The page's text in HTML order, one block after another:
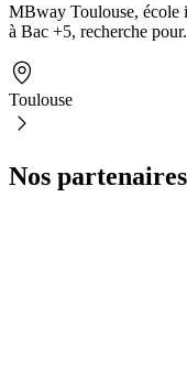
MBway Toulouse, école
à Bac +5, recherche
Toulouse
Nos